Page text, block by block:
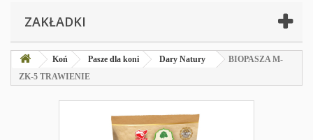
ZAKŁADKI
Koń Pasze dla koni Dary Natury
BIOPASZA M-
ZK-5 TRAWIENIE